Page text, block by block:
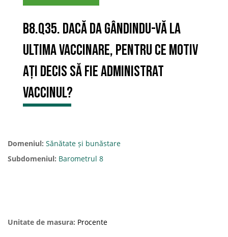
B8.Q35. DACĂ DA Gândindu-vă la
ultima vaccinare, pentru ce motiv
ați decis să fie administrat
vaccinul?
Domeniul: Sănătate și bunăstare
Subdomeniul: Barometrul 8
Unitate de masura: Procente